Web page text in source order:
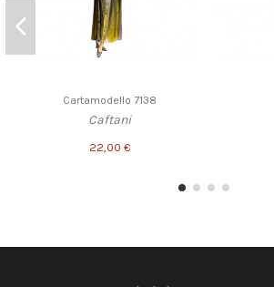
Cartamodello 7138
Caftani
22,00 €